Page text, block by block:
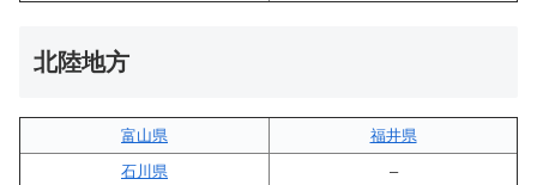
北陸地方
富山県
福井県
石川県
–